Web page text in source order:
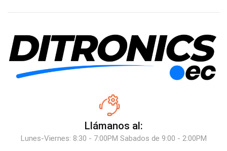
Llámanos al:
Lunes-Viernes: 8:30 - 7:00PM Sabados de 9:00 - 2:00PM